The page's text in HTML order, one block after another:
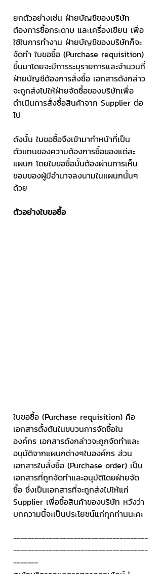
ยกตัวอย่างเช่น ฝ่ายบัญชีของบริษัท
ต้องการซื้อกระดาษ และเครื่องเขียน เพื่อ
ใช้ในการทำงาน ฝ่ายบัญชีของบริษัทก็จะ
จัดทำ ใบขอซื้อ (Purchase requisition)
ขึ้นมาโดยจะมีการระบุรายการและจำนวนที่
ฝ่ายบัญชีต้องการสั่งซื้อ เอกสารดังกล่าว
จะถูกส่งไปให้ฝ่ายจัดซื้อของบริษัทเพื่อ
ดำเนินการสั่งซื้อสินค้าจาก Supplier ต่อ
ไป
ดังนั้น ใบขอซื้อจึงเข้ามาทำหน้าที่เป็น
ตัวแทนของความต้องการซื้อของแต่ละ
แผนก โดยใบขอซื้อนั้นต้องผ่านการเห็น
ชอบของผู้มีอำนาจลงนามในแผนกนั้นๆ
ด้วย
ตัวอย่างใบขอซื้อ
ใบขอซื้อ (Purchase requisition) คือ
เอกสารตั้งต้นในขบวนการจัดซื้อใน
องค์กร เอกสารดังกล่าวจะถูกจัดทำและ
อนุมัติจากแผนกต่างๆในองค์กร ส่วน
เอกสารใบสั่งซื้อ (Purchase order) เป็น
เอกสารที่ถูกจัดทำและอนุมัติโดยฝ่ายจัด
ซื้อ ซึ่งเป็นเอกสารที่จะถูกส่งไปให้แก่
Supplier เพื่อซื้อสินค้าของบริษัท หวังว่า
บทความนี้จะเป็นประโยชน์แก่ทุกท่านนะคะ
--------------------------------------
--------------------------------------
-------